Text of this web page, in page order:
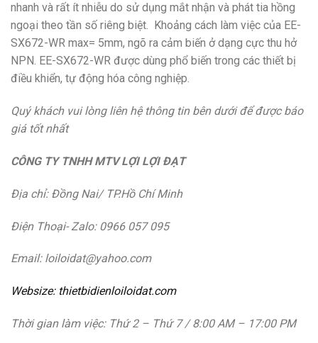
nhanh và rất ít nhiễu do sử dụng mắt nhận và phát tia hồng
ngoại theo tần số riêng biệt. Khoảng cách làm việc của EE-
SX672-WR max= 5mm, ngõ ra cảm biến ở dạng cực thu hở
NPN. EE-SX672-WR được dùng phổ biến trong các thiết bị
điều khiển, tự động hóa công nghiệp.
Quý khách vui lòng liên hệ thông tin bên dưới để được báo
giá tốt nhất
CÔNG TY TNHH MTV LỢI LỢI ĐẠT
Địa chỉ: Đồng Nai/ TP.Hồ Chí Minh
Điện Thoại- Zalo: 0966 057 095
Email: loiloidat@yahoo.com
Websize: thietbidienloiloidat.com
Thời gian làm việc: Thứ 2 – Thứ 7 / 8:00 AM – 17:00 PM